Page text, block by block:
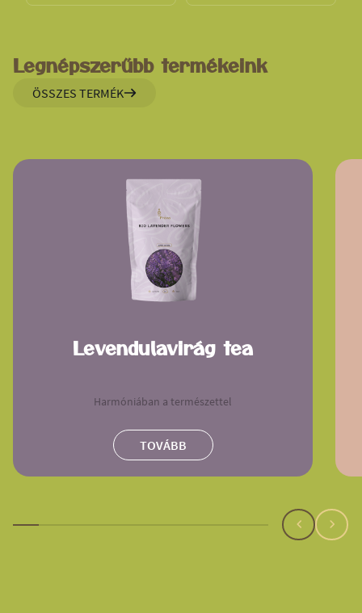
Legnépszerűbb termékeink
ÖSSZES TERMÉK
Levendulavirág tea
Harmóniában a természettel
TOVÁBB